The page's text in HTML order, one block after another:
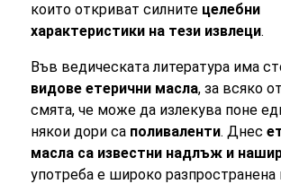
които откриват силните целебни
характеристики на тези извлеци.
Във ведическата литература има
видове етерични масла, за всяко
смята, че може да излекува поне
някои дори са поливаленти. Днес
масла са известни надлъж и
употреба е широко разпространена